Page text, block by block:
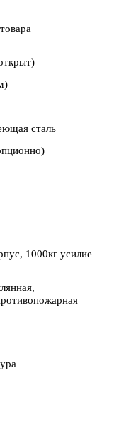
сталь
1000кг усилие